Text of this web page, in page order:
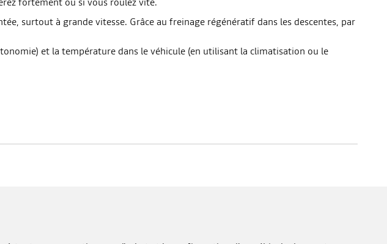
surtout à grande vitesse. Grâce au freinage régénératif dans les descentes, par
et la température dans le véhicule (en utilisant la climatisation ou le